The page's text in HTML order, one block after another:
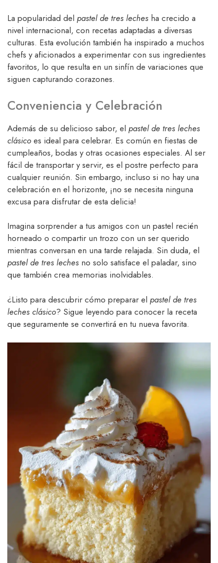
La popularidad del pastel de tres leches ha crecido a
nivel internacional, con recetas adaptadas a diversas
culturas. Esta evolución también ha inspirado a muchos
chefs y aficionados a experimentar con sus ingredientes
favoritos, lo que resulta en un sinfín de variaciones que
siguen capturando corazones.
Conveniencia y Celebración
Además de su delicioso sabor, el pastel de tres leches
clásico es ideal para celebrar. Es común en fiestas de
cumpleaños, bodas y otras ocasiones especiales. Al ser
fácil de transportar y servir, es el postre perfecto para
cualquier reunión. Sin embargo, incluso si no hay una
celebración en el horizonte, ¡no se necesita ninguna
excusa para disfrutar de esta delicia!
Imagina sorprender a tus amigos con un pastel recién
horneado o compartir un trozo con un ser querido
mientras conversan en una tarde relajada. Sin duda, el
pastel de tres leches no solo satisface el paladar, sino
que también crea memorias inolvidables.
¿Listo para descubrir cómo preparar el pastel de tres
leches clásico? Sigue leyendo para conocer la receta
que seguramente se convertirá en tu nueva favorita.